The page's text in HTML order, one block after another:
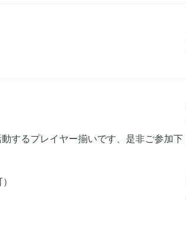
するプレイヤー揃いです、是非ご参加下